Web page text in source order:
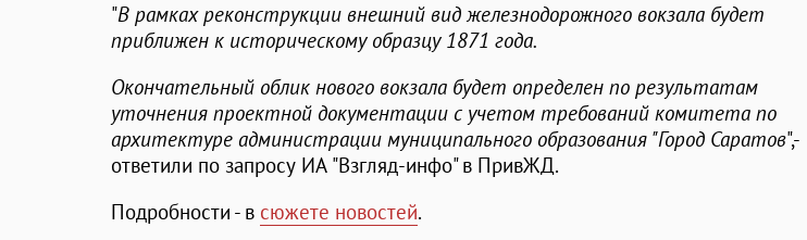
"В рамках реконструкции внешний вид железнодорожного вокзала будет
приближен к историческому образцу 1871 года.
Окончательный облик нового вокзала будет определен по результатам
уточнения проектной документации с учетом требований комитета по
архитектуре администрации муниципального образования "Город Саратов",-
ответили по запросу ИА "Взгляд-инфо" в ПривЖД.
Подробности - в сюжете новостей.